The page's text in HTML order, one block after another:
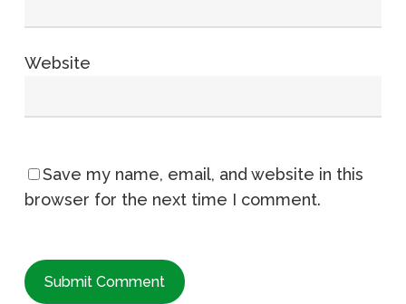
Website
Save my name, email, and website in this
browser for the next time I comment.